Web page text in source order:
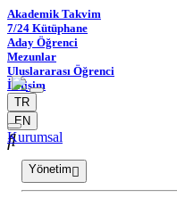
Akademik Takvim
7/24 Kütüphane
Aday Öğrenci
Mezunlar
Uluslararası Öğrenci
İletişim
TR
EN
Kurumsal
Yönetim